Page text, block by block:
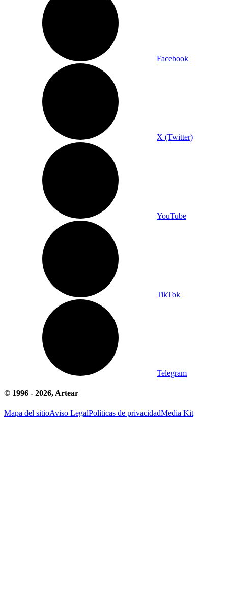
Facebook
X (Twitter)
YouTube
TikTok
Telegram
© 1996 - 2026, Artear
Mapa del sitioAviso LegalPolíticas de privacidadMedia Kit